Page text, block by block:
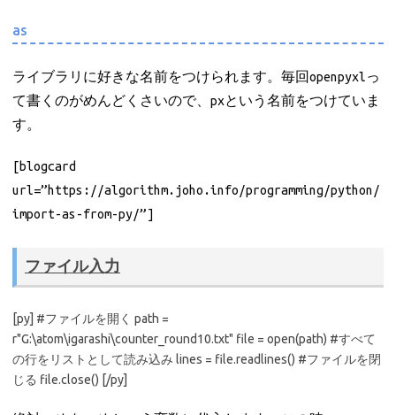
as
ライブラリに好きな名前をつけられます。毎回openpyxlっ
て書くのがめんどくさいので、pxという名前をつけていま
す。
[blogcard
url=”https://algorithm.joho.info/programming/python/
import-as-from-py/”]
ファイル入力
[py] #ファイルを開く path =
r"G:\atom\igarashi\counter_round10.txt" file = open(path) #すべて
の行をリストとして読み込み lines = file.readlines() #ファイルを閉
じる file.close() [/py]